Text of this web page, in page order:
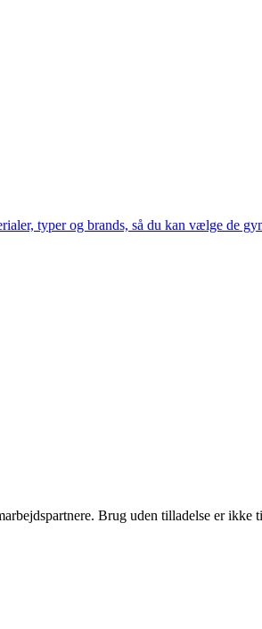
typer og brands, så du kan vælge de
Brug uden tilladelse er ikke